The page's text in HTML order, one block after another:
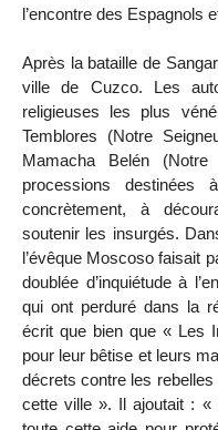
l’encontre des Espagnols
Après la bataille de
ville de Cuzco. Les
religieuses les plus
Temblores (Notre
Mamacha Belén
processions
concrètement, à
soutenir les insurgés.
l’évêque Moscoso faisait
doublée d’inquiétude à
qui ont perduré dans la
écrit que bien que « Les
pour leur bêtise et leurs
décrets contre les
cette ville ». Il ajoutait : «